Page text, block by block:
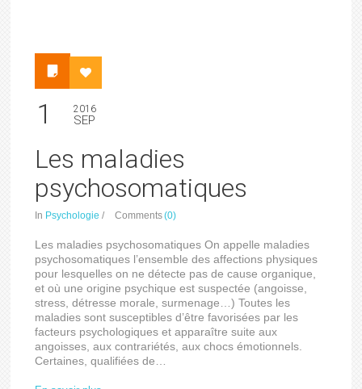
1 2016
SEP
Les maladies
psychosomatiques
In Psychologie / Comments(0)
Les maladies psychosomatiques On appelle maladies
psychosomatiques l’ensemble des affections physiques
pour lesquelles on ne détecte pas de cause organique,
et où une origine psychique est suspectée (angoisse,
stress, détresse morale, surmenage…) Toutes les
maladies sont susceptibles d’être favorisées par les
facteurs psychologiques et apparaître suite aux
angoisses, aux contrariétés, aux chocs émotionnels.
Certaines, qualifiées de…